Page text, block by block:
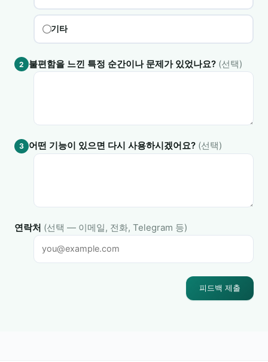
기타
2 불편함을 느낀 특정 순간이나 문제가 있었나요? (선택)
3 어떤 기능이 있으면 다시 사용하시겠어요? (선택)
연락처 (선택 — 이메일, 전화, Telegram 등)
피드백 제출